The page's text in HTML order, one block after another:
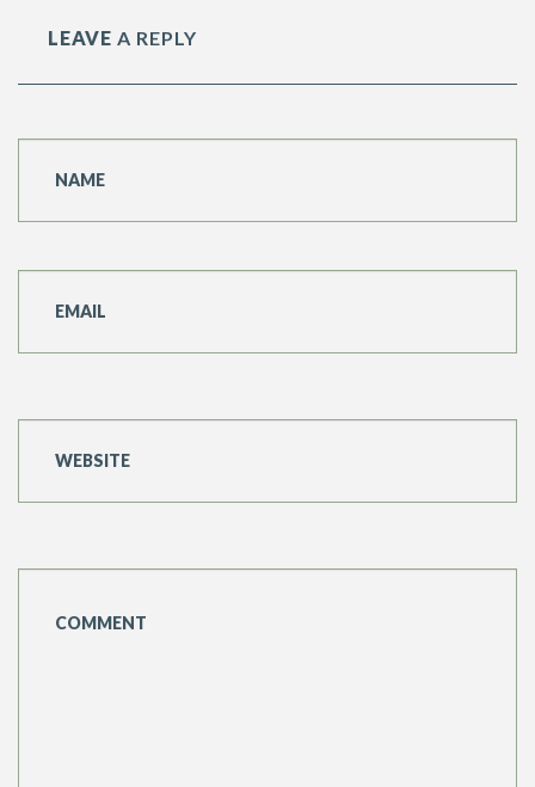
LEAVE A REPLY